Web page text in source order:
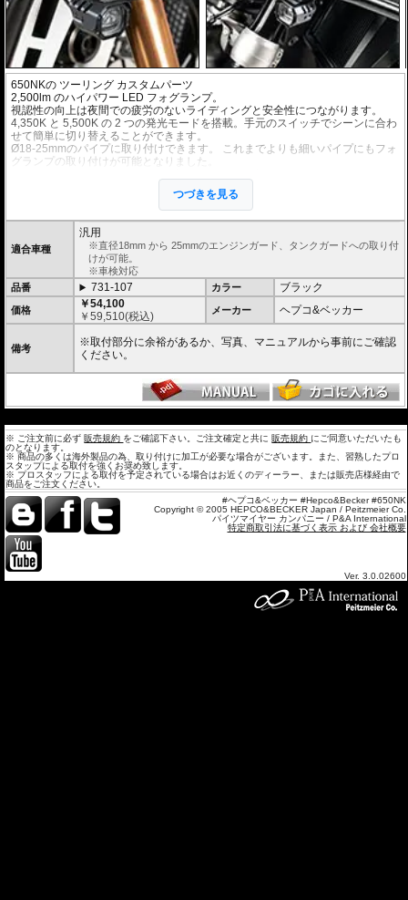
650NKの ツーリング カスタムパーツ
2,500lm のハイパワー LED フォグランプ。
視認性の向上は夜間での疲労のないライディングと安全性につながります。
4,350K と 5,500K の 2 つの発光モードを搭載。手元のスイッチでシーンに合わ
せて簡単に切り替えることができます。
Ø18-25mmのパイプに取り付けできます。 これまでよりも細いパイプにもフォ
グランプの取り付けが可能となりました。
ヘプコ&ベッカーのエンジンガードおよび、Wunderlichのエンジンガード、純
正エンジンガード等(接触物がないか事前にご確認ください)に最適です。
手元で操作可能な消灯/点灯スイッチ付属(インジケータライト機能付)。
左右2個セット。
12V / 22W (1フォグランプあたり)
つづきを見る
適合車種
汎用
※直径18mm から 25mmのエンジンガード、タンクガードへの取り付
けが可能。
※車検対応
品番
731-107 カラー ブラック
価格
￥54,100
￥59,510(税込) メーカー ヘプコ&ベッカー
備考
※取付部分に余裕があるか、写真、マニュアルから事前にご確認
ください。
※ ご注文前に必ず販売規約 をご確認下さい。ご注文確定と共に販売規約 にご同意いただいたも
のとなります。
※ 商品の多くは海外製品の為、取り付けに加工が必要な場合がございます。また、習熟したプロ
スタップによる取付を強くお奨め致します。
※ プロスタッフによる取付を予定されている場合はお近くのディーラー、または販売店様経由で
商品をご注文ください。
#ヘプコ&ベッカー #Hepco&Becker #650NK
Copyright © 2005 HEPCO&BECKER Japan / Peitzmeier Co.
パイツマイヤー カンパニー / P&A International
特定商取引法に基づく表示 および 会社概要
Ver. 3.0.02600